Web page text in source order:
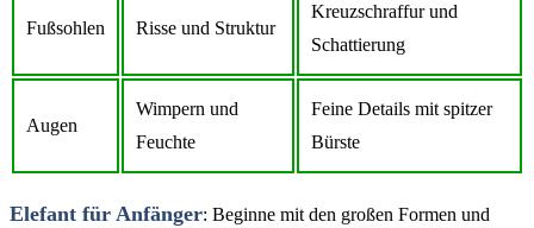
Fußsohlen Risse und Struktur
Kreuzschraffur und
Schattierung
Augen
Wimpern und
Feuchte
Feine Details mit spitzer
Bürste
Elefant für Anfänger: Beginne mit den großen Formen und